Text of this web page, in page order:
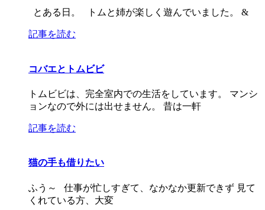
とある日。 トムと姉が楽しく遊んでいました。 &
記事を読む
コバエとトムビビ
トムビビは、完全室内での生活をしています。 マンシ
ョンなので外には出せません。 昔は一軒
記事を読む
猫の手も借りたい
ふう～ 仕事が忙しすぎて、なかなか更新できず 見て
くれている方、大変